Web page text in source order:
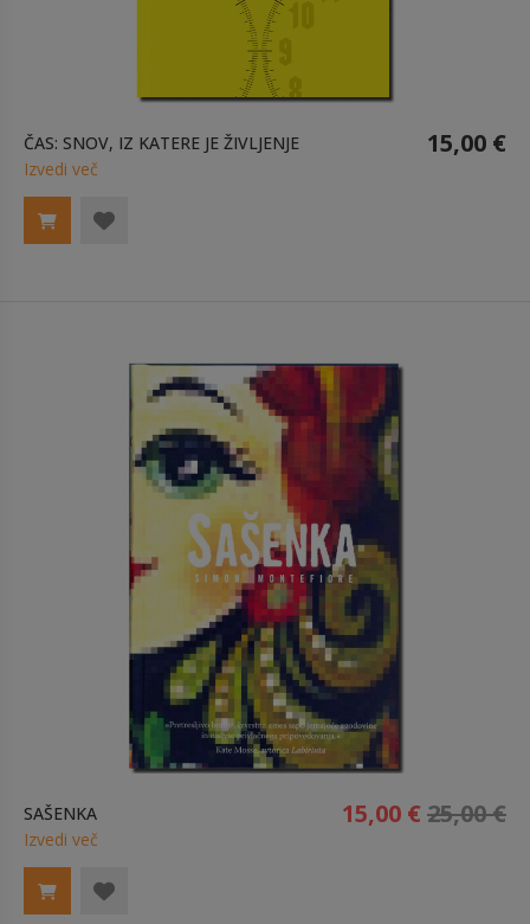
ČAS: SNOV, IZ KATERE JE ŽIVLJENJE 15,00 €
Izvedi več
SAŠENKA 15,00 € 25,00 €
Izvedi več